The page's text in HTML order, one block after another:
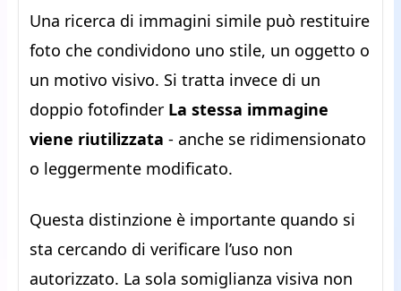
Una ricerca di immagini simile può restituire
foto che condividono uno stile, un oggetto o
un motivo visivo. Si tratta invece di un
doppio fotofinder La stessa immagine
viene riutilizzata - anche se ridimensionato
o leggermente modificato.
Questa distinzione è importante quando si
sta cercando di verificare l’uso non
autorizzato. La sola somiglianza visiva non